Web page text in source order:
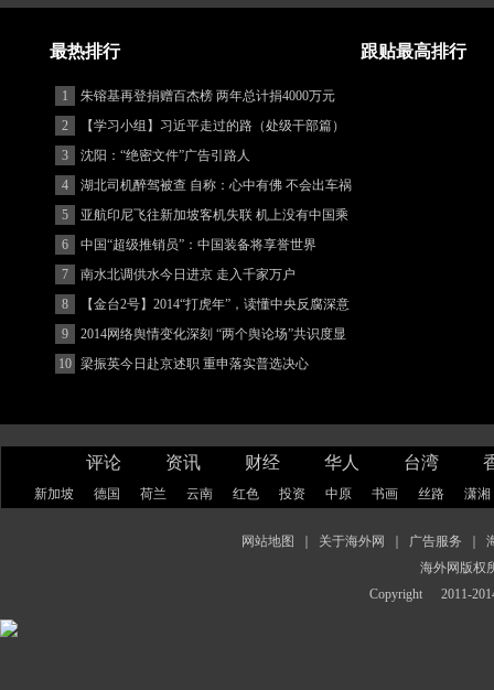
最热排行 跟贴最高排行
1
朱镕基再登捐赠百杰榜 两年总计捐4000万元
2
【学习小组】习近平走过的路（处级干部篇）
3
沈阳：“绝密文件”广告引路人
4
湖北司机醉驾被查 自称：心中有佛 不会出车祸
(图)
5
亚航印尼飞往新加坡客机失联 机上没有中国乘
客
6
中国“超级推销员”：中国装备将享誉世界
7
南水北调供水今日进京 走入千家万户
8
【金台2号】2014“打虎年”，读懂中央反腐深意
9
2014网络舆情变化深刻 “两个舆论场”共识度显
著增强
10 梁振英今日赴京述职 重申落实普选决心
评论 资讯 财经 华人 台湾
新加坡 德国 荷兰 云南 红色 投资 中原 书画 丝路 潇湘
网站地图 关于海外网 广告服务
海外网版权
Copyright
2011-